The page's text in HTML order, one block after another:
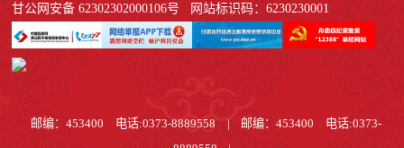
甘公网安备 62302302000106号 网站标识码：6230230001
邮编：453400 电话:0373-8889558 |
邮编：453400 电话:0373-